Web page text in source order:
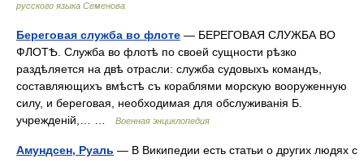
русского языка Семенова
Береговая служба во флоте — БЕРЕГОВАЯ СЛУЖБА ВО
ФЛОТѢ. Служба во флотѣ по своей сущности рѣзко
раздѣляется на двѣ отрасли: служба судовыхъ командъ,
составляющихъ вмѣстѣ съ кораблями морскую вооруженную
силу, и береговая, необходимая для обслуживанія Б.
учрежденій,… …
Военная энциклопедия
Амундсен, Руаль — В Википедии есть статьи о других людях с